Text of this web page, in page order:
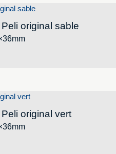
original sable
original vert